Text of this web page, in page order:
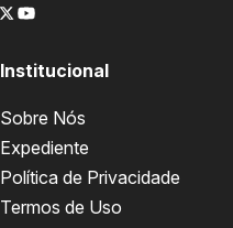
Institucional
Sobre Nós
Expediente
Política de Privacidade
Termos de Uso